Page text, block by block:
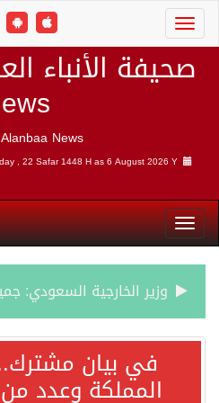
News
, 22 Safar 1448 H as6 August 2026 Y |
في بيان مشترك..
المملكة وعدد من